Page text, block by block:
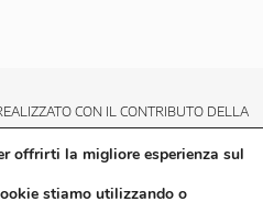
CON IL CONTRIBUTO DELLA
offrirti la migliore esperienza sul
stiamo utilizzando o